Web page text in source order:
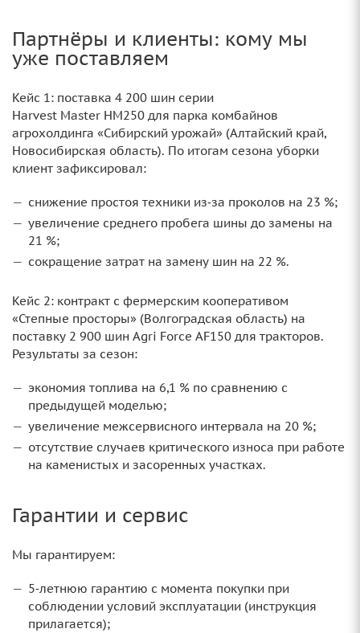
Партнёры и клиенты: кому мы
уже поставляем
Кейс 1: поставка 4 200 шин серии
Harvest Master HM250 для парка комбайнов
агрохолдинга «Сибирский урожай» (Алтайский край,
Новосибирская область). По итогам сезона уборки
клиент зафиксировал:
снижение простоя техники из‑за проколов на 23 %;
увеличение среднего пробега шины до замены на
21 %;
сокращение затрат на замену шин на 22 %.
Кейс 2: контракт с фермерским кооперативом
«Степные просторы» (Волгоградская область) на
поставку 2 900 шин Agri Force AF150 для тракторов.
Результаты за сезон:
экономия топлива на 6,1 % по сравнению с
предыдущей моделью;
увеличение межсервисного интервала на 20 %;
отсутствие случаев критического износа при работе
на каменистых и засоренных участках.
Гарантии и сервис
Мы гарантируем:
5‑летнюю гарантию с момента покупки при
соблюдении условий эксплуатации (инструкция
прилагается);